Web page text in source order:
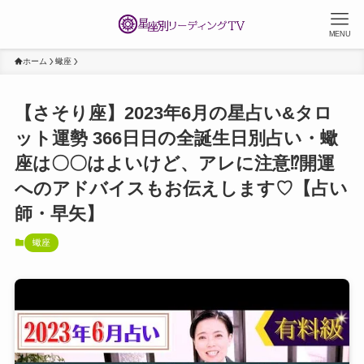
MENU
ホーム 蠍座
【さそり座】2023年6月の星占い&タロ
ット運勢 366日日の全誕生日別占い・蠍
座は〇〇はよいけど、アレに注意⁉︎開運
へのアドバイスもお伝えします♡【占い
師・早矢】
蠍座